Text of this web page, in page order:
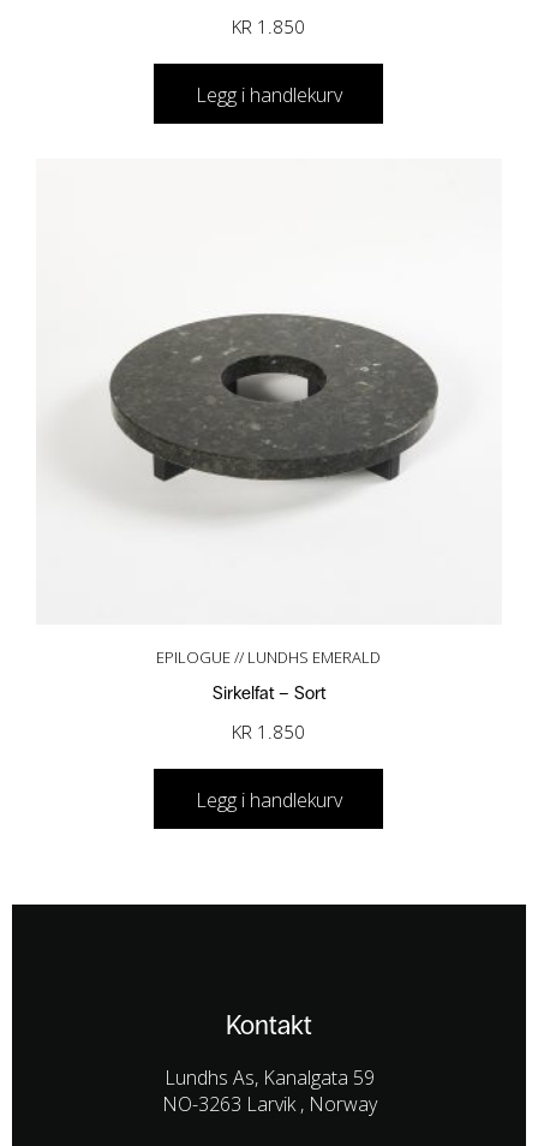
KR 1.850
Legg i handlekurv
EPILOGUE // LUNDHS EMERALD
Sirkelfat – Sort
KR 1.850
Legg i handlekurv
Kontakt
Lundhs As, Kanalgata 59
NO-3263 Larvik , Norway